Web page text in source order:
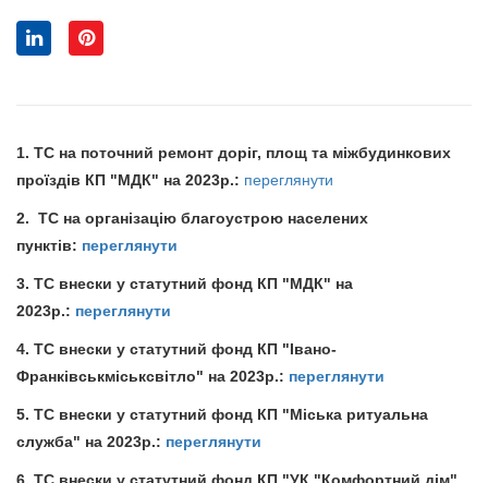
1. ТС на поточний ремонт доріг, площ та міжбудинкових
проїздів КП "МДК" на 2023р.: переглянути
2. ТС на організацію благоустрою населених
пунктів: переглянути
3. ТС внески у статутний фонд КП "МДК" на
2023р.: переглянути
4. ТС внески у статутний фонд КП "Івано-
Франківськміськсвітло" на 2023р.: переглянути
5. ТС внески у статутний фонд КП "Міська ритуальна
служба" на 2023р.: переглянути